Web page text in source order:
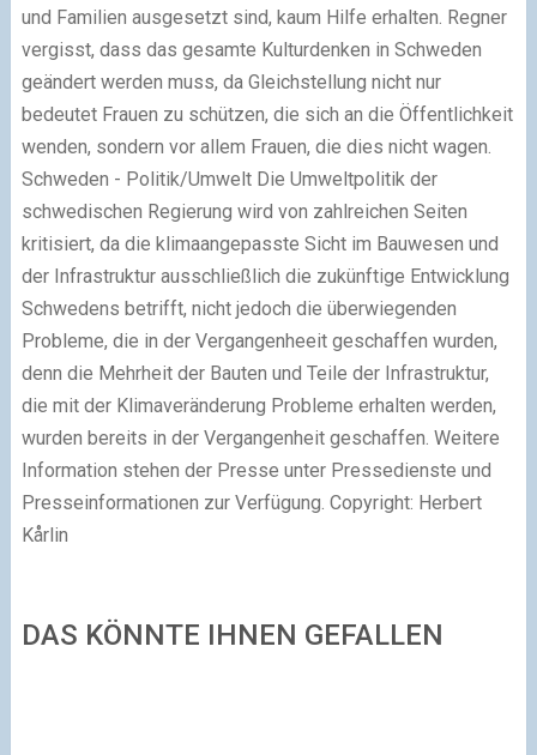
und Familien ausgesetzt sind, kaum Hilfe erhalten. Regner
vergisst, dass das gesamte Kulturdenken in Schweden
geändert werden muss, da Gleichstellung nicht nur
bedeutet Frauen zu schützen, die sich an die Öffentlichkeit
wenden, sondern vor allem Frauen, die dies nicht wagen.
Schweden - Politik/Umwelt Die Umweltpolitik der
schwedischen Regierung wird von zahlreichen Seiten
kritisiert, da die klimaangepasste Sicht im Bauwesen und
der Infrastruktur ausschließlich die zukünftige Entwicklung
Schwedens betrifft, nicht jedoch die überwiegenden
Probleme, die in der Vergangenheeit geschaffen wurden,
denn die Mehrheit der Bauten und Teile der Infrastruktur,
die mit der Klimaveränderung Probleme erhalten werden,
wurden bereits in der Vergangenheit geschaffen. Weitere
Information stehen der Presse unter Pressedienste und
Presseinformationen zur Verfügung. Copyright: Herbert
Kårlin
DAS KÖNNTE IHNEN GEFALLEN